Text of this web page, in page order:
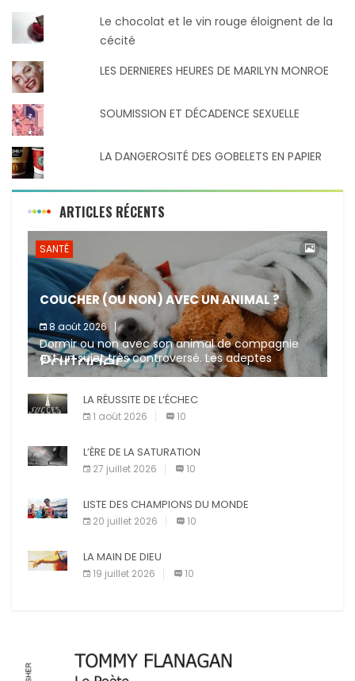
Le chocolat et le vin rouge éloignent de la
cécité
LES DERNIERES HEURES DE MARILYN MONROE
SOUMISSION ET DÉCADENCE SEXUELLE
LA DANGEROSITÉ DES GOBELETS EN PAPIER
ARTICLES RÉCENTS
SANTÉ
COUCHER (OU NON) AVEC UN ANIMAL ?
8 août 2026
Dormir ou non avec son animal de compagnie
est un sujet très controversé. Les adeptes
affirment que la présence de leur compagnon à
Partager :
Facebook
E-mail
Imprimer
LA RÉUSSITE DE L’ÉCHEC
1 août 2026 10
L’ÈRE DE LA SATURATION
27 juillet 2026 10
LISTE DES CHAMPIONS DU MONDE
20 juillet 2026 10
LA MAIN DE DIEU
19 juillet 2026 10